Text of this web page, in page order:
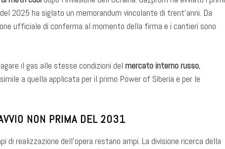
2025 ha siglato un memorandum vincolante di trent’anni. Da
ufficiale di conferma al momento della firma e i cantieri sono
il gas alle stesse condizioni del mercato interno russo,
a quella applicata per il primo Power of Siberia e per le
NON PRIMA DEL 2031
realizzazione dell’opera restano ampi. La divisione ricerca della